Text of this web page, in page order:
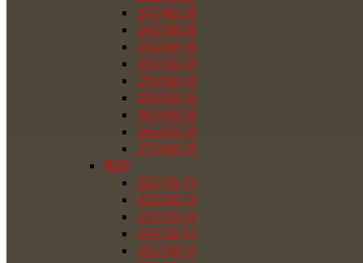
245/45/18
245/50/18
245/60/18
255/55/18
255/60/18
255/65/18
265/60/18
265/65/18
275/60/18
R19
225/55/19
235/50/19
235/55/19
245/55/19
255/50/19